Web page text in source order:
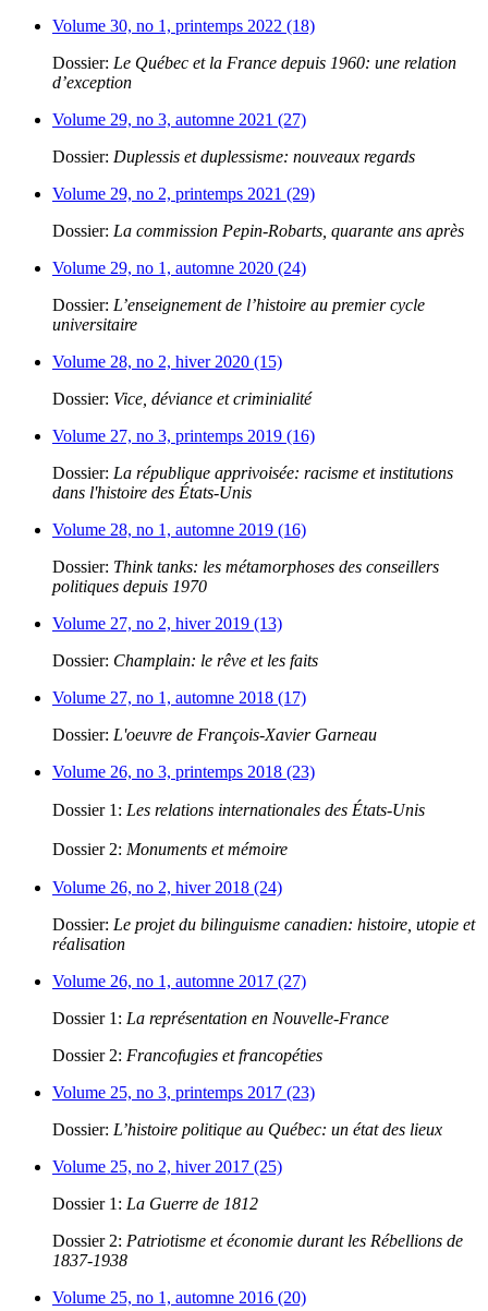
Volume 30, no 1, printemps 2022 (18)
Dossier: Le Québec et la France depuis 1960: une relation
d’exception
Volume 29, no 3, automne 2021 (27)
Dossier: Duplessis et duplessisme: nouveaux regards
Volume 29, no 2, printemps 2021 (29)
Dossier: La commission Pepin-Robarts, quarante ans après
Volume 29, no 1, automne 2020 (24)
Dossier: L’enseignement de l’histoire au premier cycle
universitaire
Volume 28, no 2, hiver 2020 (15)
Dossier: Vice, déviance et criminialité
Volume 27, no 3, printemps 2019 (16)
Dossier: La république apprivoisée: racisme et institutions
dans l'histoire des États-Unis
Volume 28, no 1, automne 2019 (16)
Dossier: Think tanks: les métamorphoses des conseillers
politiques depuis 1970
Volume 27, no 2, hiver 2019 (13)
Dossier: Champlain: le rêve et les faits
Volume 27, no 1, automne 2018 (17)
Dossier: L'oeuvre de François-Xavier Garneau
Volume 26, no 3, printemps 2018 (23)
Dossier 1: Les relations internationales des États-Unis
Dossier 2: Monuments et mémoire
Volume 26, no 2, hiver 2018 (24)
Dossier: Le projet du bilinguisme canadien: histoire, utopie et
réalisation
Volume 26, no 1, automne 2017 (27)
Dossier 1: La représentation en Nouvelle-France
Dossier 2: Francofugies et francopéties
Volume 25, no 3, printemps 2017 (23)
Dossier: L’histoire politique au Québec: un état des lieux
Volume 25, no 2, hiver 2017 (25)
Dossier 1: La Guerre de 1812
Dossier 2: Patriotisme et économie durant les Rébellions de
1837-1938
Volume 25, no 1, automne 2016 (20)